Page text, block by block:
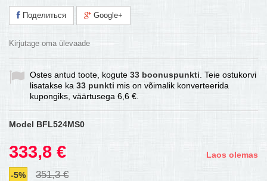
Поделиться Google+
Kirjutage oma ülevaade
Ostes antud toote, kogute 33 boonuspunkti . Teie ostukorvi
lisatakse ka 33 punkti mis on võimalik konverteerida
kupongiks, väärtusega 6,6 €
Model BFL524MS0
333,8 €
-5% 351,3 €
Laos olemas